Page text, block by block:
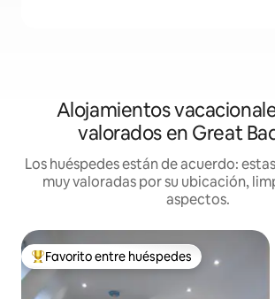
Alojamientos
valorados en Great
Los huéspedes están de acuerdo:
muy valoradas por su ubicación,
aspectos.
Favorito entre huéspedes preferido
Favorito entre huéspedes